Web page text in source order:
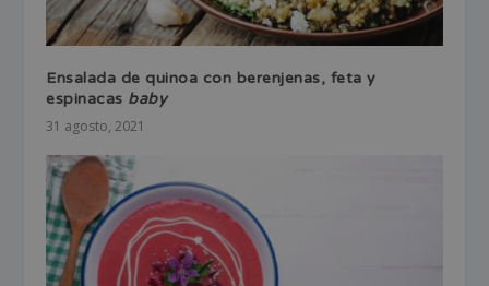
Ensalada de quinoa con berenjenas, feta y
espinacas baby
31 agosto, 2021